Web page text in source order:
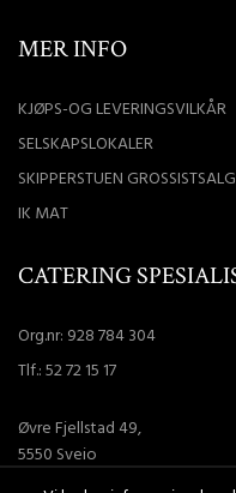
MER INFO
KJØPS-OG LEVERINGSVILKÅR
SELSKAPSLOKALER
SKIPPERSTUEN GROSSISTSALG
IK MAT
CATERING
Org.nr: 928 784 304
Tlf.:52 72 15 17
Øvre Fjellstad 49,
5550 Sveio